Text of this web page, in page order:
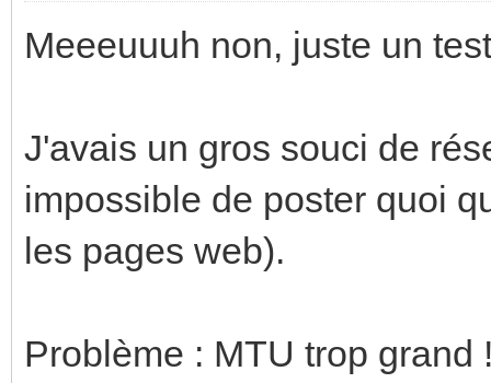
Meeeuuuh non, juste un
J'avais un gros souci de
impossible de poster quoi
les pages web).
Problème : MTU trop